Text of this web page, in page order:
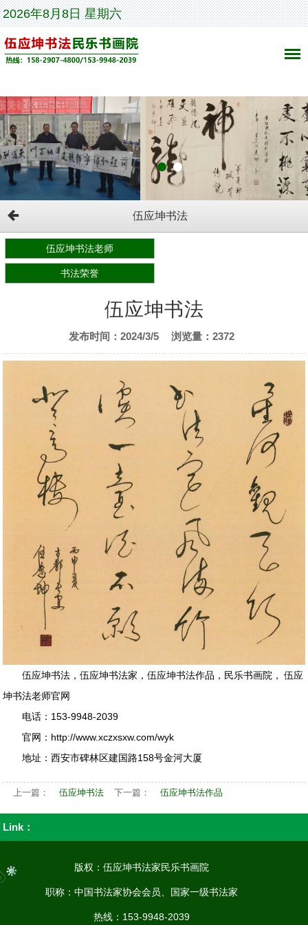
2026年8月8日 星期六
伍应坤书法
伍应坤书法老师
书法荣誉
伍应坤书法
发布时间：2024/3/5 浏览量：2372
伍应坤书法 ，伍应坤书法家 ，伍应坤书法作品 ， 民乐书画院 ， 伍应
坤书法老师官网
电话： 153-9948-2039
官网： http://www.xczxsxw.com/wyk
地址：西安市碑林区建国路158号金河大厦
上一篇： 伍应坤书法 下一篇： 伍应坤书法作品
Link：
版权：伍应坤书法家民乐书画院
职称：中国书法家协会会员、国家一级书法家
热线：153-9948-2039